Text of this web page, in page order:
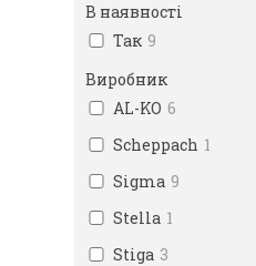
В наявності
Так 9
Виробник
AL-KO 6
Scheppach 1
Sigma 9
Stella 1
Stiga 3